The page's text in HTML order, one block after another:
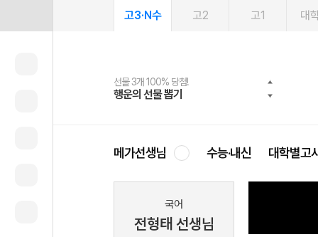
고3·N수 고2 고1 대
선물 3개 100% 당첨!
행운의 선물 뽑기
선물 100% 증정!
메가스터디 X 올리브
여름방학 스터디 캐시백
메가런 썸머스쿨
2027 러셀 단과
강사 공개선발
스마트러닝앱
설문 EVENT
메가패스
3일 무료 체험권
메가패스 수강생 무료혜택!
메가클럽 멤버십
사회공헌 캠페인
희망이룸 메가나눔
메가선생님 수능·내신 대학별고
국어
전형태 선생님